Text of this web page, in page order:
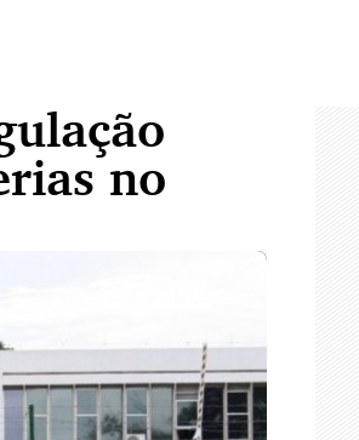
no